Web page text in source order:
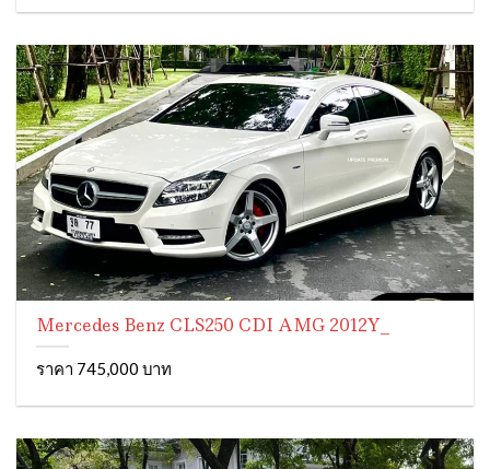
Mercedes Benz CLS250 CDI AMG 2012Y_
ราคา 745,000 บาท